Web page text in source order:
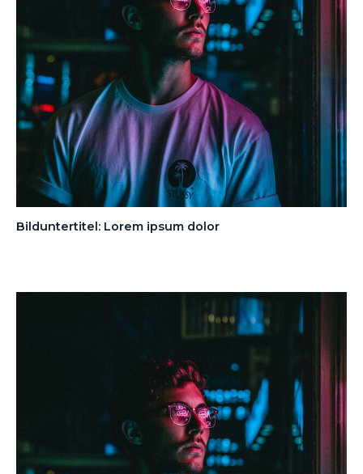
Bilduntertitel: Lorem ipsum dolor